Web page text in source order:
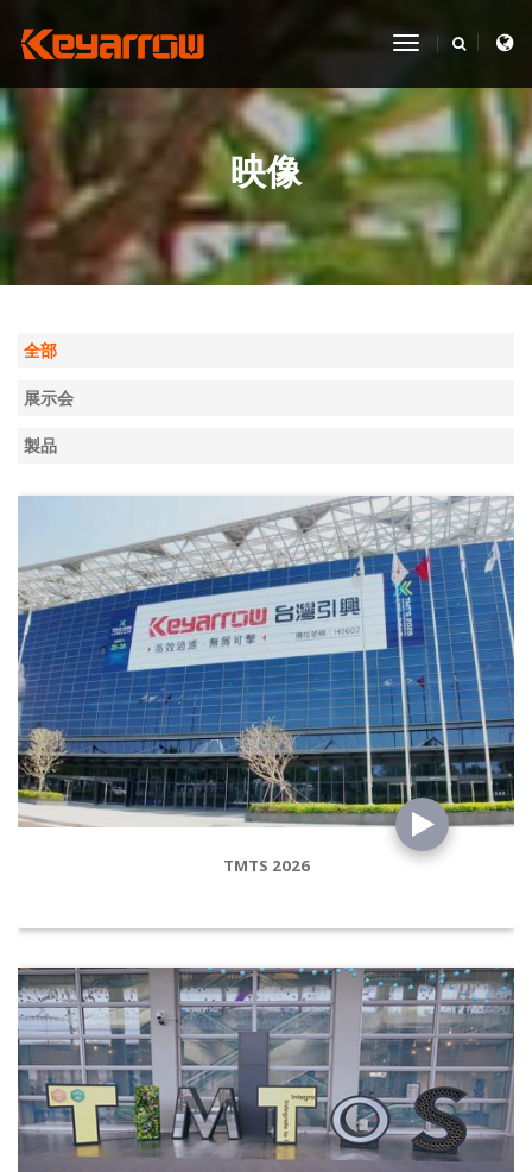
toggle
映像
全部
展示会
製品
TMTS 2026